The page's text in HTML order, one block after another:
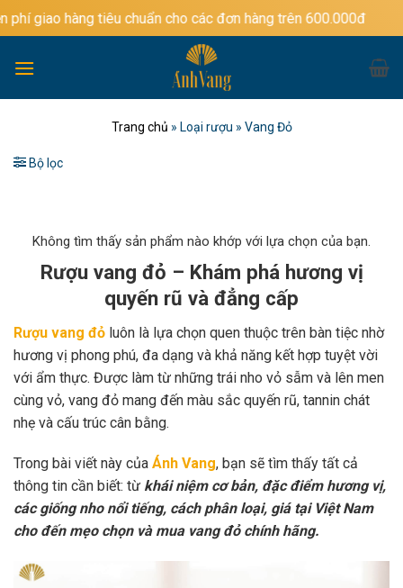
qua
dung
tiêu chuẩn cho các đơn hàng trên 600.000đ
Trang chủ » Loại rượu » Vang Đỏ
Bộ lọc
Không tìm thấy sản phẩm nào khớp với lựa chọn của bạn.
Rượu vang đỏ – Khám phá hương vị
quyến rũ và đẳng cấp
Rượu vang đỏ luôn là lựa chọn quen thuộc trên bàn tiệc nhờ
hương vị phong phú, đa dạng và khả năng kết hợp tuyệt vời
với ẩm thực. Được làm từ những trái nho vỏ sẫm và lên men
cùng vỏ, vang đỏ mang đến màu sắc quyến rũ, tannin chát
nhẹ và cấu trúc cân bằng.
Trong bài viết này của Ánh Vang, bạn sẽ tìm thấy tất cả
thông tin cần biết: từ khái niệm cơ bản, đặc điểm hương vị,
các giống nho nổi tiếng, cách phân loại, giá tại Việt Nam
cho đến mẹo chọn và mua vang đỏ chính hãng.